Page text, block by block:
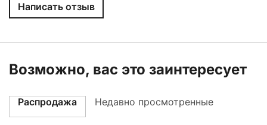
Написать отзыв
Возможно, вас это заинтересует
Распродажа Недавно просмотренные